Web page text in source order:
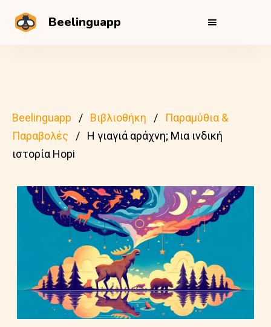
Beelinguapp
Beelinguapp Βιβλιοθήκη
Παραμύθια &
Παραβολές
Η γιαγιά αράχνη; Μια ινδική
ιστορία Hopi